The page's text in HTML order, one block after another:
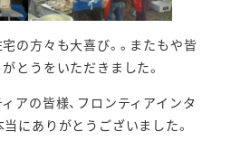
の方々も大喜び。。またもや皆
とうをいただきました。
アの皆様、フロンティアインタ
にありがとうございました。